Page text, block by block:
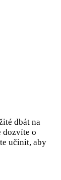
dbát na
dozvíte o
učinit, aby